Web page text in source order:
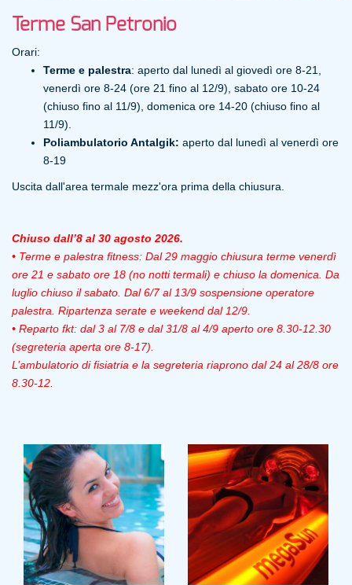
Terme San Petronio
Orari:
Terme e palestra: aperto dal lunedì al giovedì ore 8-21,
venerdì ore 8-24 (ore 21 fino al 12/9), sabato ore 10-24
(chiuso fino al 11/9), domenica ore 14-20 (chiuso fino al
11/9).
Poliambulatorio Antalgik: aperto dal lunedì al venerdì ore
8-19
Uscita dall'area termale mezz'ora prima della chiusura.
Chiuso dall’8 al 30 agosto 2026.
• Terme e palestra fitness: Dal 29 maggio chiusura terme venerdì
ore 21 e sabato ore 18 (no notti termali) e chiuso la domenica. Da
luglio chiuso il sabato. Dal 6/7 al 13/9 sospensione operatore
palestra. Ripartenza serate e weekend dal 12/9.
• Reparto fkt: dal 3 al 7/8 e dal 31/8 al 4/9 aperto ore 8.30-12.30
(segreteria aperta ore 8-17).
L’ambulatorio di fisiatria e la segreteria riaprono dal 24 al 28/8 ore
8.30-12.